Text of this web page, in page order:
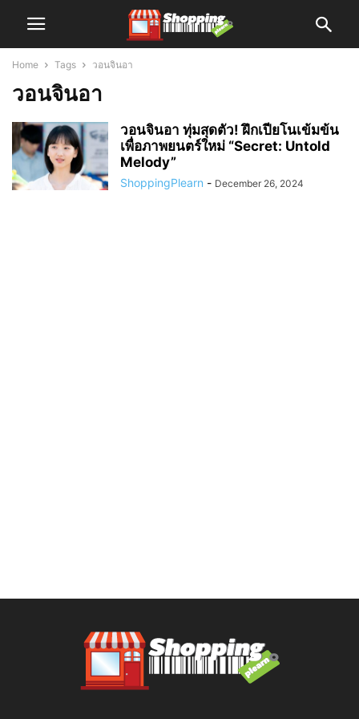
Home Tags วอนจินอา
วอนจินอา
วอนจินอา ทุ่มสุดตัว! ฝึกเปียโนเข้มข้น
เพื่อภาพยนตร์ใหม่ “Secret: Untold
Melody”
ShoppingPlearn - December 26, 2024